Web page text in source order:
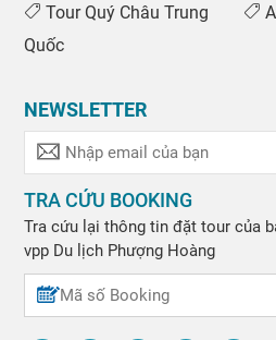
Tour Quý Châu Trung
Quốc
NEWSLETTER
TRA CỨU BOOKING
Tra cứu lại thông tin đặt tour của
vpp Du lịch Phượng Hoàng